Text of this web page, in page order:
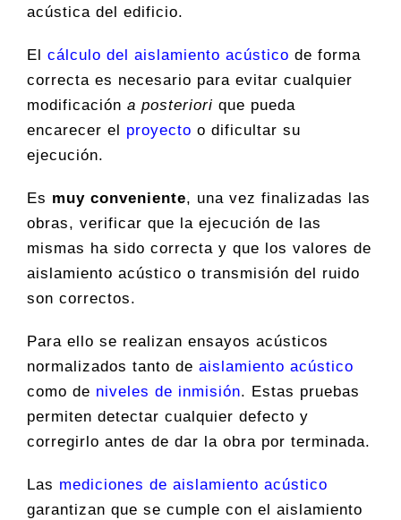
acústica del edificio.
El cálculo del aislamiento acústico de forma
correcta es necesario para evitar cualquier
modificación a posteriori que pueda
encarecer el proyecto o dificultar su
ejecución.
Es muy conveniente, una vez finalizadas las
obras, verificar que la ejecución de las
mismas ha sido correcta y que los valores de
aislamiento acústico o transmisión del ruido
son correctos.
Para ello se realizan ensayos acústicos
normalizados tanto de aislamiento acústico
como de niveles de inmisión. Estas pruebas
permiten detectar cualquier defecto y
corregirlo antes de dar la obra por terminada.
Las mediciones de aislamiento acústico
garantizan que se cumple con el aislamiento